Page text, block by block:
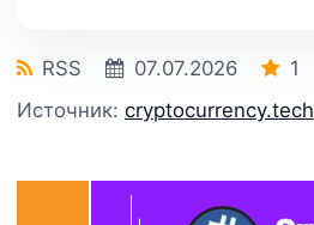
RSS 07.07.2026 1
Источник: cryptocurrency.tech